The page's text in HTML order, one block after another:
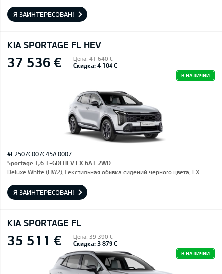
Я ЗАИНТЕРЕСОВАН!
KIA SPORTAGE FL HEV
37 536 € Цена: 41 640 €
Скидка: 4 104 €
В НАЛИЧИИ
#E2507C007C45A 0007
Sportage 1,6 T-GDI HEV EX 6AT 2WD
Deluxe White (HW2),Текстильная обивка сидений черного цвета, EX
Я ЗАИНТЕРЕСОВАН!
KIA SPORTAGE FL
35 511 € Цена: 39 390 €
Скидка: 3 879 €
В НАЛИЧИИ